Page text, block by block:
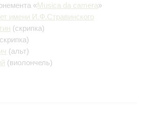
«Musica dа сamera»
имени И.Ф.Стравинского
(скрипка)
(альт)
(виолончель)